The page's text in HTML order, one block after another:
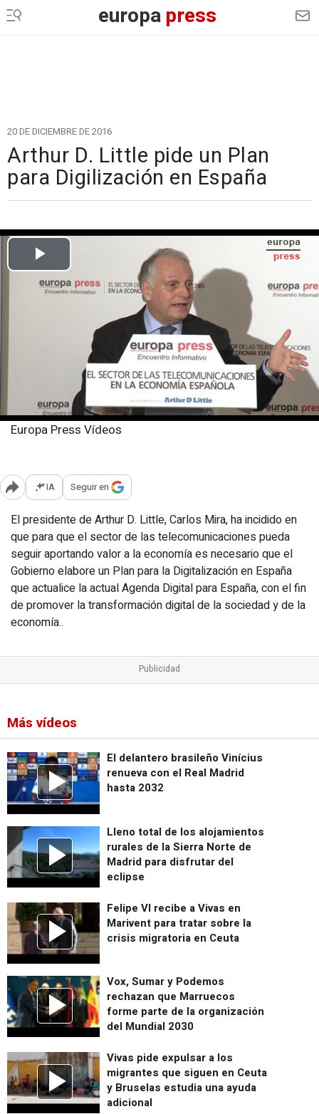
europapress
20 DE DICIEMBRE DE 2016
Arthur D. Little pide un Plan
para Digilización en España
Europa Press Vídeos
Abrir opciones para compartir
IA Seguir en
El presidente de Arthur D. Little, Carlos Mira, ha incidido en
que para que el sector de las telecomunicaciones pueda
seguir aportando valor a la economía es necesario que el
Gobierno elabore un Plan para la Digitalización en España
que actualice la actual Agenda Digital para España, con el fin
de promover la transformación digital de la sociedad y de la
economía..
Más vídeos
El delantero brasileño Vinícius
renueva con el Real Madrid
hasta 2032
Lleno total de los alojamientos
rurales de la Sierra Norte de
Madrid para disfrutar del
eclipse
Felipe VI recibe a Vivas en
Marivent para tratar sobre la
crisis migratoria en Ceuta
Vox, Sumar y Podemos
rechazan que Marruecos
forme parte de la organización
del Mundial 2030
Vivas pide expulsar a los
migrantes que siguen en Ceuta
y Bruselas estudia una ayuda
adicional